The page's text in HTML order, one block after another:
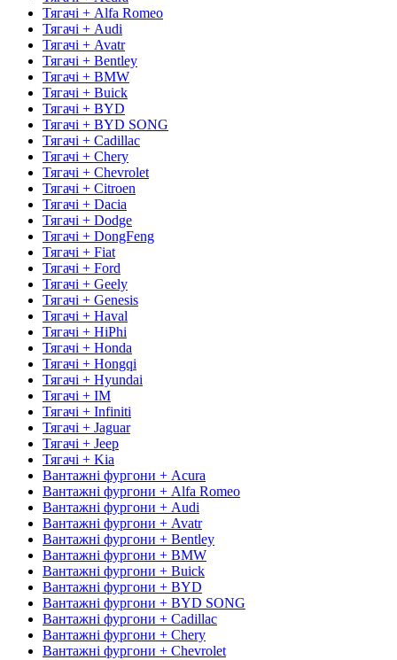
Тягачі + Alfa Romeo
Тягачі + Audi
Тягачі + Avatr
Тягачі + Bentley
Тягачі + BMW
Тягачі + Buick
Тягачі + BYD
Тягачі + BYD SONG
Тягачі + Cadillac
Тягачі + Chery
Тягачі + Chevrolet
Тягачі + Citroen
Тягачі + Dacia
Тягачі + Dodge
Тягачі + DongFeng
Тягачі + Fiat
Тягачі + Ford
Тягачі + Geely
Тягачі + Genesis
Тягачі + Haval
Тягачі + HiPhi
Тягачі + Honda
Тягачі + Hongqi
Тягачі + Hyundai
Тягачі + IM
Тягачі + Infiniti
Тягачі + Jaguar
Тягачі + Jeep
Тягачі + Kia
Вантажні фургони + Acura
Вантажні фургони + Alfa Romeo
Вантажні фургони + Audi
Вантажні фургони + Avatr
Вантажні фургони + Bentley
Вантажні фургони + BMW
Вантажні фургони + Buick
Вантажні фургони + BYD
Вантажні фургони + BYD SONG
Вантажні фургони + Cadillac
Вантажні фургони + Chery
Вантажні фургони + Chevrolet